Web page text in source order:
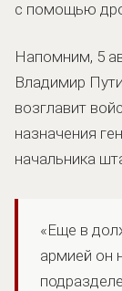
с помощью
Напомним, 5
Владимир
возглавит
назначения
начальника
«Еще в
армией он